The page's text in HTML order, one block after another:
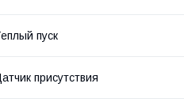
пуск
присутствия